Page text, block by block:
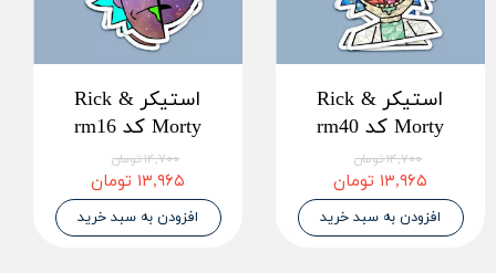
استیکر Rick &
Morty کد rm40
۱۴,۷۰۰ تومان
۱۳,۹۶۵ تومان
افزودن به سبد خرید
استیکر Rick &
Morty کد rm16
۱۴,۷۰۰ تومان
۱۳,۹۶۵ تومان
افزودن به سبد خرید